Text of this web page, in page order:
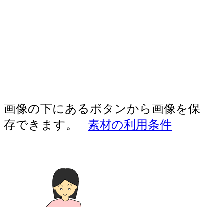
画像の下にあるボタンから画像を保
存できます。
素材の利用条件